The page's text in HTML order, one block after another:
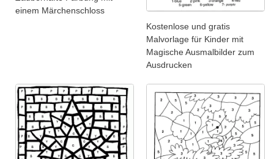
einem Märchenschloss
Kostenlose und gratis
Malvorlage für Kinder mit
Magische Ausmalbilder zum
Ausdrucken